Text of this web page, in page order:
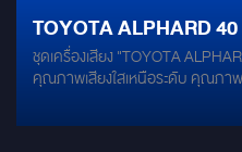
TOYOTA ALPHARD 40 สเตปอัพเกรด เพิ่ม
คุณภาพเสียงให้เหนือระดั
ชุดเครื่องเสียง "TOYOTA
คุณภาพเสียงใสเหนือระดับ คุณภาพเสียงที่ลงตัว ประหยัดพื้นที่ในการติด
ฮอต ณ เวลานี้ TOYOTA ALPHARD 40 รุ่นล่าสุด * ลำโพงแยกชิ้น คู่